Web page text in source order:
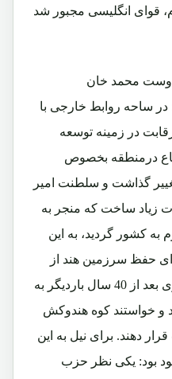
قوای انگلیسی مجبور شد
محمد خان
در ساحه روابط خارجی با
در زمینه توسعه
درمنطقه بخصوص
گذاشت و سلطنت امیر
زیاد ساخت که منجر به
به کشور گردید، به این
حفظ سرزمین هند از
خطر احتمالی نفوذ روسیه تزاری بعد از 40 سال باردیگر به
و خواستند کوه هندوکش
دهند. برای نیل به این
بود: یکی نظر حزب